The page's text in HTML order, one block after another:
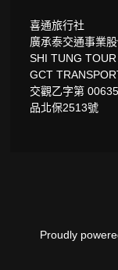
喜通旅行社
廣承泰交通事業
SHI TUNG
GCT
交觀乙字第
品北保2513號
Proudly